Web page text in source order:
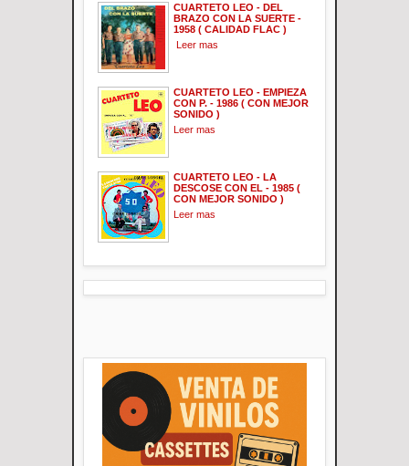
CUARTETO LEO - DEL
BRAZO CON LA SUERTE -
1958 ( CALIDAD FLAC )
Leer mas
CUARTETO LEO - EMPIEZA
CON P. - 1986 ( CON MEJOR
SONIDO )
Leer mas
CUARTETO LEO - LA
DESCOSE CON EL - 1985 (
CON MEJOR SONIDO )
Leer mas